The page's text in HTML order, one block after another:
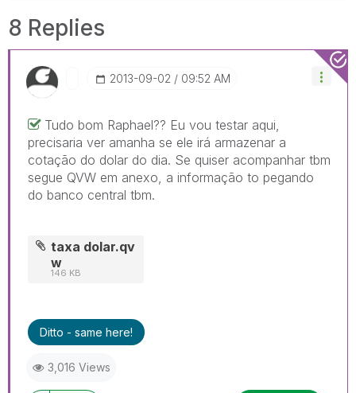
8 Replies
‎2013-09-02 09:52 AM
Tudo bom Raphael?? Eu vou testar aqui,
precisaria ver amanha se ele irá armazenar a
cotação do dolar do dia. Se quiser acompanhar tbm
segue QVW em anexo, a informação to pegando
do banco central tbm.
taxa dolar.qv
w
146 KB
Ditto - same here!
3,016 Views